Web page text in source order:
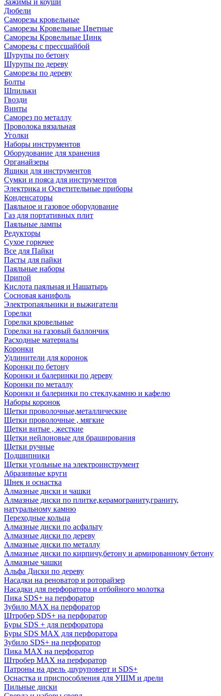
Зажимы и коуши
Дюбели
Саморезы кровельные
Саморезы Кровельные Цветные
Саморезы Кровельные Цинк
Саморезы с прессшайбой
Шурупы по бетону
Шурупы по дереву
Саморезы по дереву
Болты
Шпильки
Гвозди
Винты
Саморез по металлу
Проволока вязальная
Уголки
Наборы инструментов
Оборудование для хранения
Органайзеры
Ящики для инструментов
Сумки и пояса для инструментов
Электрика и Осветительные приборы
Конденсаторы
Паяльное и газовое оборудование
Газ для портативных плит
Паяльные лампы
Редукторы
Сухое горючее
Все для Пайки
Пасты для пайки
Паяльные наборы
Припой
Кислота паяльная и Нашатырь
Сосновая канифоль
Электропаяльники и выжигатели
Горелки
Горелки кровельные
Горелки на газовый баллончик
Расходные материалы
Коронки
Удлинители для коронок
Коронки по бетону
Коронки и балеринки по дереву
Коронки по металлу
Коронки и балеринки по стеклу,камню и кафелю
Наборы коронок
Щетки проволочные,металлические
Щетки проволочные , мягкие
Щетки витые , жесткие
Щетки нейлоновые для браширования
Щетки ручные
Подшипники
Щетки угольные на электроинструмент
Абразивные круги
Шнек и оснастка
Алмазные диски и чашки
Алмазные диски по плитке,керамограниту,граниту,
натуральному камню
Переходные кольца
Алмазные диски по асфальту
Алмазные диски по дереву
Алмазные диски по металлу
Алмазные диски по кирпичу,бетону и армированному бетону
Алмазные чашки
Альфа Диски по дереву
Насадки на реноватор и роторайзер
Насадки для перфоратора и отбойного молотка
Пика SDS+ на перфоратор
Зубило MAX на перфоратор
Штробер SDS+ на перфоратор
Буры SDS + для перфоратора
Буры SDS MAX для перфоратора
Зубило SDS+ на перфоратор
Пика MAX на перфоратор
Штробер MAX на перфоратор
Патроны на дрель ,шуруповерт и SDS+
Оснастка и приспособления для УШМ и дрели
Пильные диски